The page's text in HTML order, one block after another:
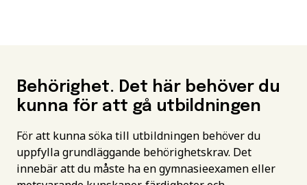
Behörighet. Det här behöver du
kunna för att gå utbildningen
För att kunna söka till utbildningen behöver du
uppfylla grundläggande behörighetskrav. Det
innebär att du måste ha en gymnasieexamen eller